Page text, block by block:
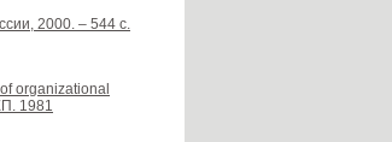
2000. – 544 с.
organizational
1981